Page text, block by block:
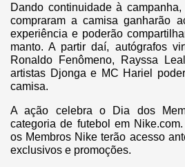
Dando continuidade à
compraram a camisa ganharão
experiência e poderão
manto. A partir daí, autógrafos
Ronaldo Fenômeno, Rayssa
artistas Djonga e MC Hariel
camisa.
A ação celebra o Dia dos
categoria de futebol em
os Membros Nike terão acesso
exclusivos e promoções.